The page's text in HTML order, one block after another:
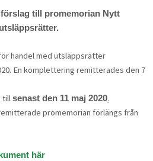
till promemorian Nytt
handel med utsläppsrätter
En komplettering remitterades den 7
tillsenast den 11 maj 2020.
promemorian förlängs från
här